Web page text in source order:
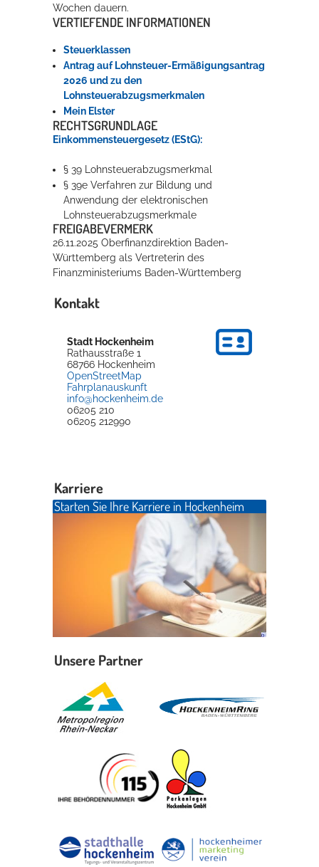
Wochen dauern.
VERTIEFENDE INFORMATIONEN
Steuerklassen
Antrag auf Lohnsteuer-Ermäßigungsantrag
2026 und zu den
Lohnsteuerabzugsmerkmalen
Mein Elster
RECHTSGRUNDLAGE
Einkommensteuergesetz (EStG):
§ 39 Lohnsteuerabzugsmerkmal
§ 39e Verfahren zur Bildung und
Anwendung der elektronischen
Lohnsteuerabzugsmerkmale
FREIGABEVERMERK
26.11.2025 Oberfinanzdirektion Baden-
Württemberg als Vertreterin des
Finanzministeriums Baden-Württemberg
Kontakt
Stadt Hockenheim
Rathausstraße 1
68766 Hockenheim
OpenStreetMap
Fahrplanauskunft
info@hockenheim.de
06205 210
06205 212990
Karriere
Starten Sie Ihre Karriere in Hockenheim
Unsere Partner